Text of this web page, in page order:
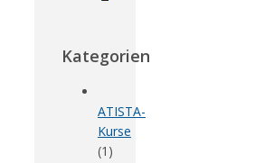
Kategorien
ATISTA-
Kurse
(1)